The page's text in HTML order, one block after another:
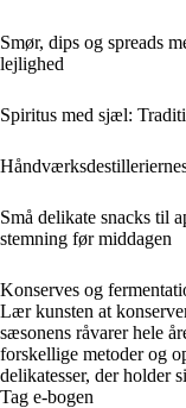
Smør, dips og spreads
lejlighed
Spiritus med sjæl:
Små delikate snacks til
stemning før middagen
Konserves og
Lær kunsten at
sæsonens råvarer hele
forskellige metoder og
delikatesser, der holder
Tag e-bogen